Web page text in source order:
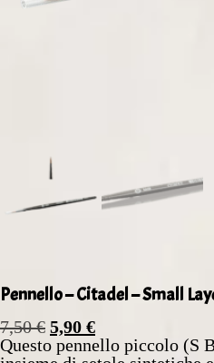
Pennello – Citadel – Small
7,50€ 5,90 €
Questo pennello piccolo (S